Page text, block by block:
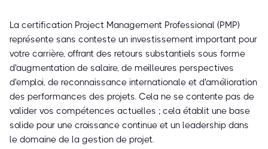
La certification Project Management Professional (PMP)
représente sans conteste un investissement important pour
votre carrière, offrant des retours substantiels sous forme
d'augmentation de salaire, de meilleures perspectives
d'emploi, de reconnaissance internationale et d'amélioration
des performances des projets. Cela ne se contente pas de
valider vos compétences actuelles ; cela établit une base
solide pour une croissance continue et un leadership dans
le domaine de la gestion de projet.